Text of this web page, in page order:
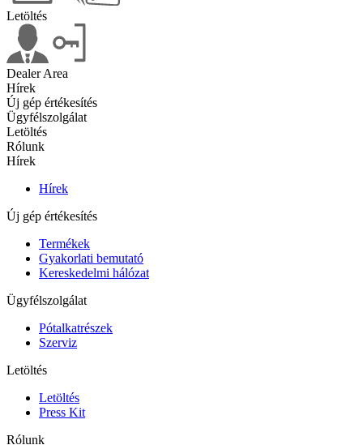
Letöltés
Dealer Area
Hírek
Új gép értékesítés
Ügyfélszolgálat
Letöltés
Rólunk
Hírek
Hírek
Új gép értékesítés
Termékek
Gyakorlati bemutató
Kereskedelmi hálózat
Ügyfélszolgálat
Pótalkatrészek
Szerviz
Letöltés
Letöltés
Press Kit
Rólunk